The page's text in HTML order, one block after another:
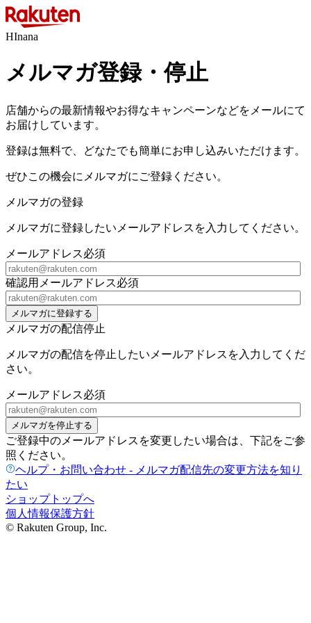
HInana
メルマガ登録・停止
店舗からの最新情報やお得なキャンペーンなどをメールにて
お届けしています。
登録は無料で、どなたでも簡単にお申し込みいただけます。
ぜひこの機会にメルマガにご登録ください。
メルマガの登録
メルマガに登録したいメールアドレスを入力してください。
メールアドレス必須
確認用メールアドレス必須
メルマガに登録する
メルマガの配信停止
メルマガの配信を停止したいメールアドレスを入力してくだ
さい。
メールアドレス必須
メルマガを停止する
ご登録中のメールアドレスを変更したい場合は、下記をご参
照ください。
ヘルプ・お問い合わせ - メルマガ配信先の変更方法を知り
たい
ショップトップへ
個人情報保護方針
© Rakuten Group, Inc.